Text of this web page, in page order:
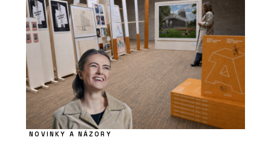
NOVINKY A NÁZORY